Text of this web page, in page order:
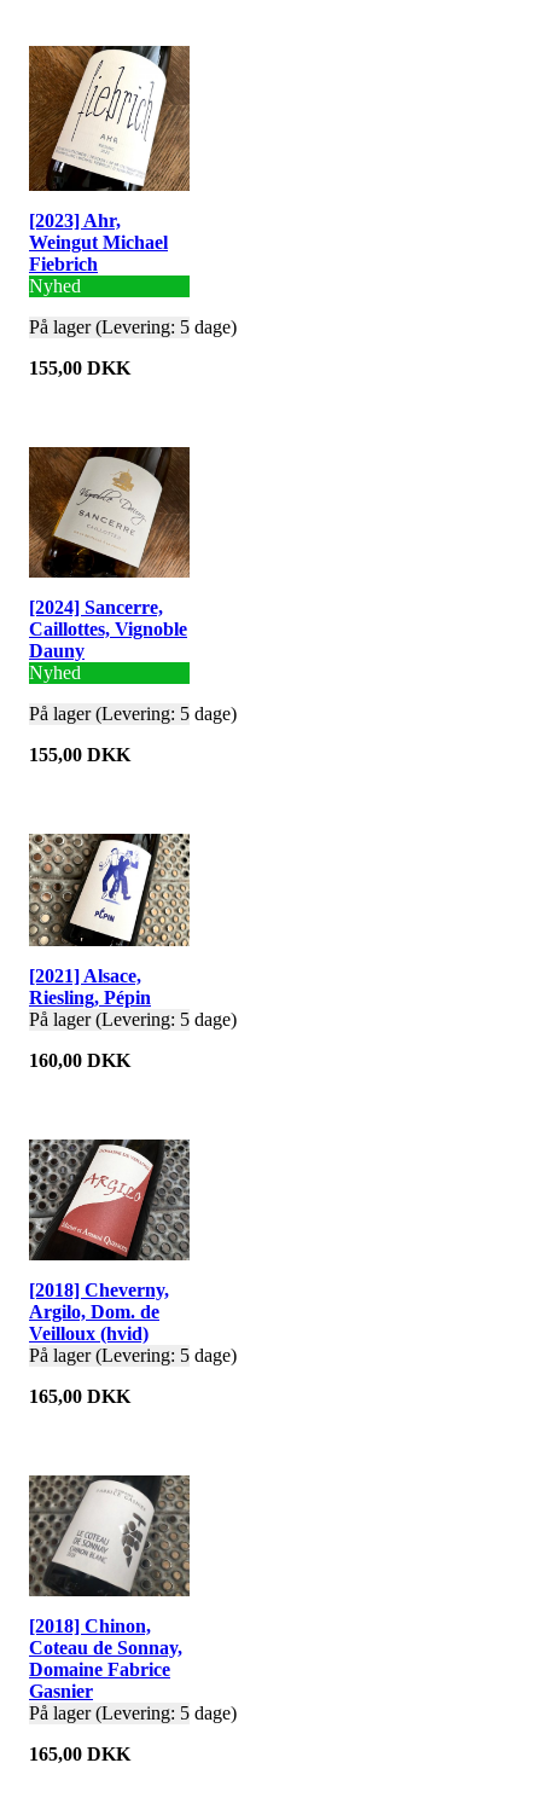
[2023] Ahr,
Weingut Michael
Fiebrich
Nyhed
På lager (Levering: 5 dage)
155,00 DKK
[2024] Sancerre,
Caillottes, Vignoble
Dauny
Nyhed
På lager (Levering: 5 dage)
155,00 DKK
[2021] Alsace,
Riesling, Pépin
På lager (Levering: 5 dage)
160,00 DKK
[2018] Cheverny,
Argilo, Dom. de
Veilloux (hvid)
På lager (Levering: 5 dage)
165,00 DKK
[2018] Chinon,
Coteau de Sonnay,
Domaine Fabrice
Gasnier
På lager (Levering: 5 dage)
165,00 DKK